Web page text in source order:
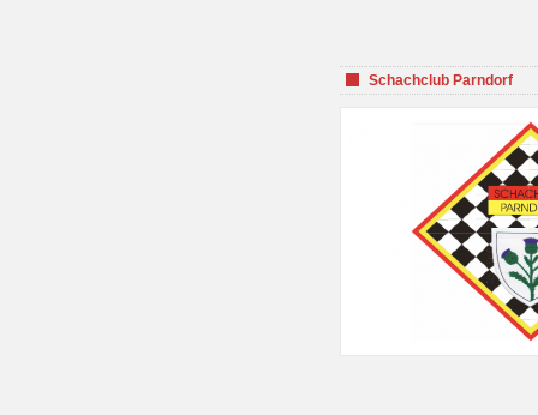
Schachclub Parndorf